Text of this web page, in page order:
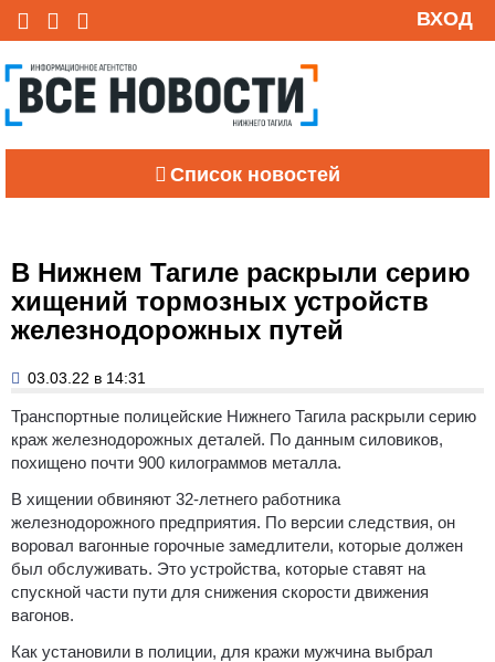
ВХОД
Список новостей
В Нижнем Тагиле раскрыли серию
хищений тормозных устройств
железнодорожных путей
03.03.22 в 14:31
Транспортные полицейские Нижнего Тагила раскрыли серию
краж железнодорожных деталей. По данным силовиков,
похищено почти 900 килограммов металла.
В хищении обвиняют 32-летнего работника
железнодорожного предприятия. По версии следствия, он
воровал вагонные горочные замедлители, которые должен
был обслуживать. Это устройства, которые ставят на
спускной части пути для снижения скорости движения
вагонов.
Как установили в полиции, для кражи мужчина выбрал